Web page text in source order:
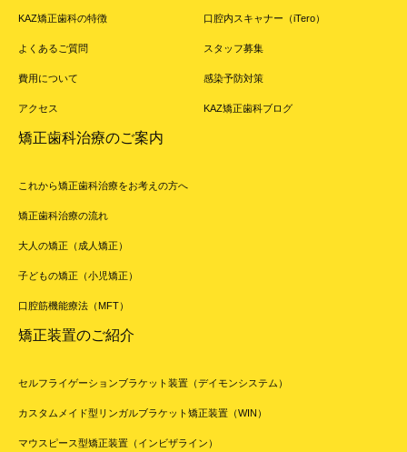
KAZ矯正歯科の特徴
よくあるご質問
費用について
アクセス
口腔内スキャナー（iTero）
スタッフ募集
感染予防対策
KAZ矯正歯科ブログ
矯正歯科治療のご案内
これから矯正歯科治療をお考えの方へ
矯正歯科治療の流れ
大人の矯正（成人矯正）
子どもの矯正（小児矯正）
口腔筋機能療法（MFT）
矯正装置のご紹介
セルフライゲーションブラケット装置（デイモンシステム）
カスタムメイド型リンガルブラケット矯正装置（WIN）
マウスピース型矯正装置（インビザライン）